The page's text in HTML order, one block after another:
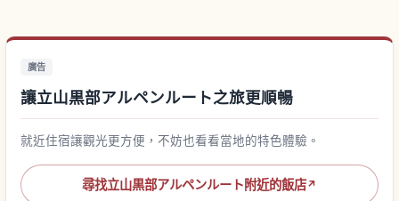
廣告
讓立山黒部アルペンルート之旅更順暢
就近住宿讓觀光更方便，不妨也看看當地的特色體驗。
尋找立山黒部アルペンルート附近的飯店↗